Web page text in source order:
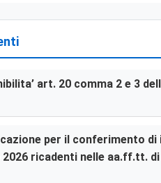
art. 20 comma 2 e 3
per il conferimento
ricadenti nelle aa.ff.tt.